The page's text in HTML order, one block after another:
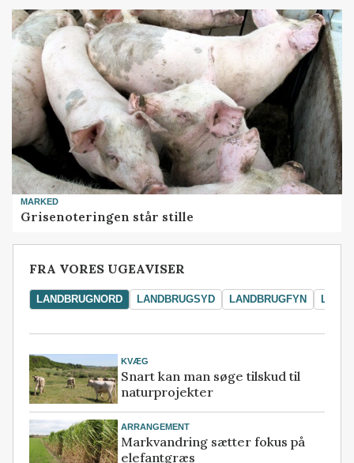
MARKED
Grisenoteringen står stille
FRA VORES UGEAVISER
LANDBRUGNORD LANDBRUGSYD LANDBRUGFYN
KVÆG
Snart kan man søge tilskud til
naturprojekter
ARRANGEMENT
Markvandring sætter fokus på
elefantgræs